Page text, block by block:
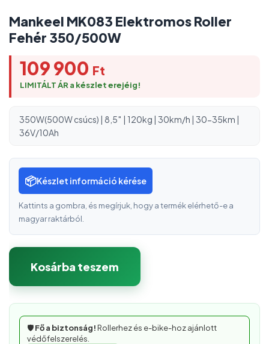
Mankeel MK083 Elektromos Roller
Fehér 350/500W
109 900 Ft
LIMITÁLT ÁR a készlet erejéig!
350W(500W csúcs) | 8,5″ | 120kg | 30km/h | 30-35km |
36V/10Ah
📦Készlet információ kérése
Kattints a gombra, és megírjuk, hogy a termék elérhető-e a
magyar raktárból.
Kosárba teszem
🛡️Fő a biztonság! Rollerhez és e-bike-hoz ajánlott
védőfelszerelés.